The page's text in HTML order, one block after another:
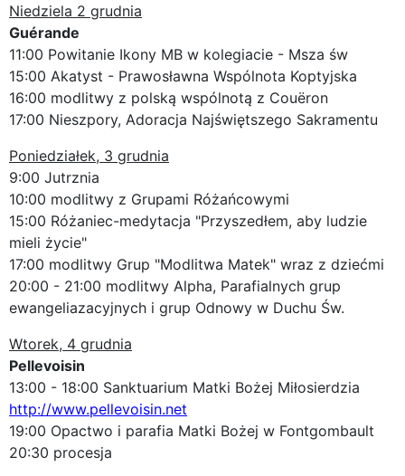
Niedziela 2 grudnia
Guérande
11:00 Powitanie Ikony MB w kolegiacie - Msza św
15:00 Akatyst - Prawosławna Wspólnota Koptyjska
16:00 modlitwy z polską wspólnotą z Couëron
17:00 Nieszpory, Adoracja Najświętszego Sakramentu
Poniedziałek, 3 grudnia
9:00 Jutrznia
10:00 modlitwy z Grupami Różańcowymi
15:00 Różaniec-medytacja "Przyszedłem, aby ludzie
mieli życie"
17:00 modlitwy Grup "Modlitwa Matek" wraz z dziećmi
20:00 - 21:00 modlitwy Alpha, Parafialnych grup
ewangeliazacyjnych i grup Odnowy w Duchu Św.
Wtorek, 4 grudnia
Pellevoisin
13:00 - 18:00 Sanktuarium Matki Bożej Miłosierdzia
http://www.pellevoisin.net
19:00 Opactwo i parafia Matki Bożej w Fontgombault
20:30 procesja